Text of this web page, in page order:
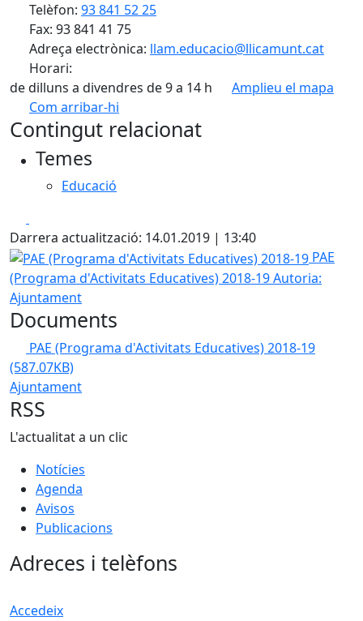
Telèfon: 93 841 52 25
Fax: 93 841 41 75
Adreça electrònica: llam.educacio@llicamunt.cat
Horari:
de dilluns a divendres de 9 a 14 h
Amplieu el mapa
Com arribar-hi
+
Contingut relacionat
Temes
Educació
Darrera actualització: 14.01.2019 | 13:40
PAE (Programa d'Activitats Educatives) 2018-19
PAE
(Programa d'Activitats Educatives) 2018-19Autoria:
Ajuntament
Documents
PAE (Programa d'Activitats Educatives) 2018-19
(587.07KB)
Ajuntament
RSS
L'actualitat a un clic
Notícies
Agenda
Avisos
Publicacions
Adreces i telèfons
Accedeix